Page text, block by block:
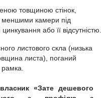
товщиною стінок,
меншими камери під
або її відсутністю.
листового скла (низька
листа), поганий
«Зате дешевого